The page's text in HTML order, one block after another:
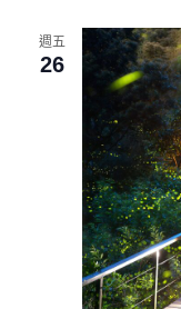
週五
26